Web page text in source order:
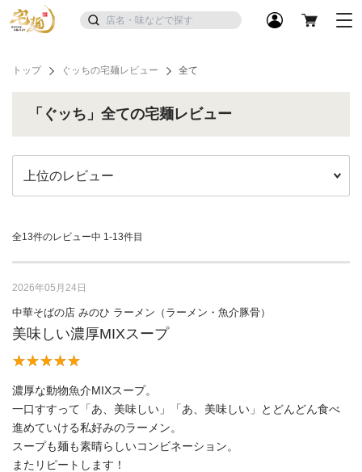
トップ ぐッちの宅麺レビュー 全て
「ぐッち」全ての宅麺レビュー
全13件のレビュー中 1-13件目
2026年05月24日
中華そばの店 みのひ ラーメン（ラーメン・魚介豚骨）
美味しい濃厚MIXスープ
濃厚な動物魚介MIXスープ。
一口すすって「あ、美味しい」「あ、美味しい」とどんどん食べ
進めていける私好みのラーメン。
スープも麺も素晴らしいコンビネーション。
またリピートします！